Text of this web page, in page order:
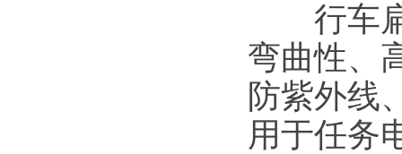
行车扁
弯曲性、
防紫外线
用于任务